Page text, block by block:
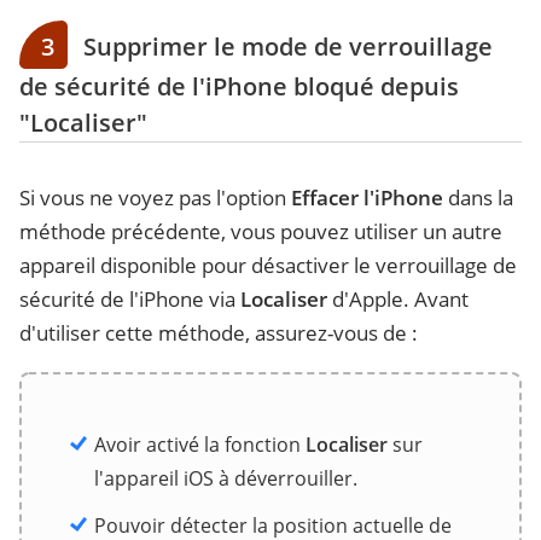
3
Supprimer le mode de verrouillage
de sécurité de l'iPhone bloqué depuis
"Localiser"
Si vous ne voyez pas l'option Effacer l'iPhone dans la
méthode précédente, vous pouvez utiliser un autre
appareil disponible pour désactiver le verrouillage de
sécurité de l'iPhone via Localiser d'Apple. Avant
d'utiliser cette méthode, assurez-vous de :
Avoir activé la fonction Localisersur
l'appareil iOS à déverrouiller.
Pouvoir détecter la position actuelle de